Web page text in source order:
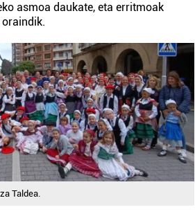
asmoa daukate, eta erritmoak
oraindik.
Taldea.